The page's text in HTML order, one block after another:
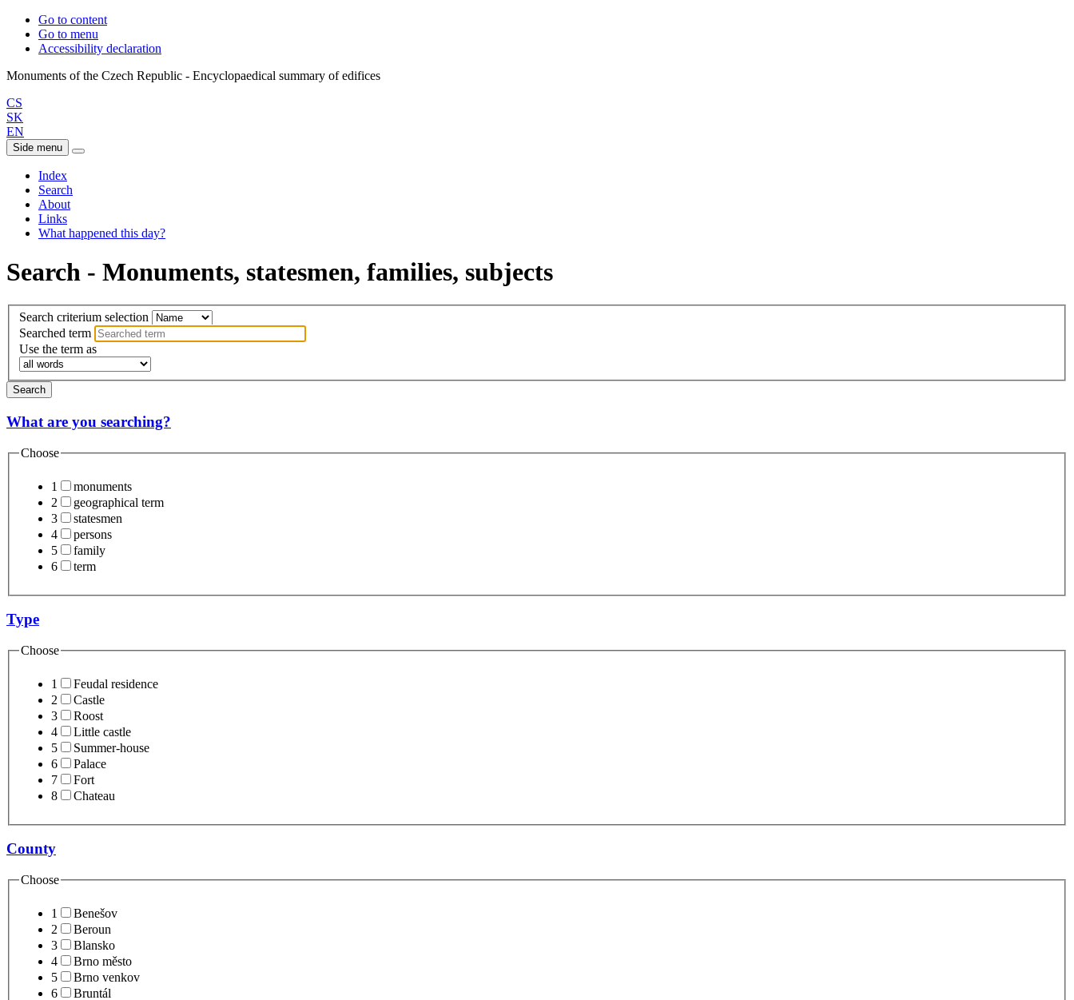
Go to content
Go to menu
Accessibility declaration
CS
SK
EN
Side menu
Index
Search
About
Links
What happened this day?
Search - Monuments, statesmen, families, subjects
Search criterium selection
Searched term
Use the term as
Search
What are you searching?
Choose
1
monuments
2
geographical term
3
statesmen
4
persons
5
family
6
term
Type
Choose
1
Feudal residence
2
Castle
3
Roost
4
Little castle
5
Summer-house
6
Palace
7
Fort
8
Chateau
County
Choose
1
Benešov
2
Beroun
3
Blansko
4
Brno město
5
Brno venkov
6
Bruntál